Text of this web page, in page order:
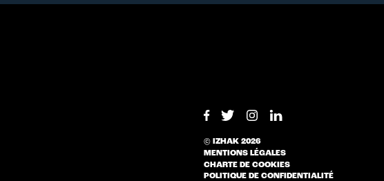
© IZHAK 2026
MENTIONS LÉGALES
CHARTE DE COOKIES
POLITIQUE DE CONFIDENTIALITÉ